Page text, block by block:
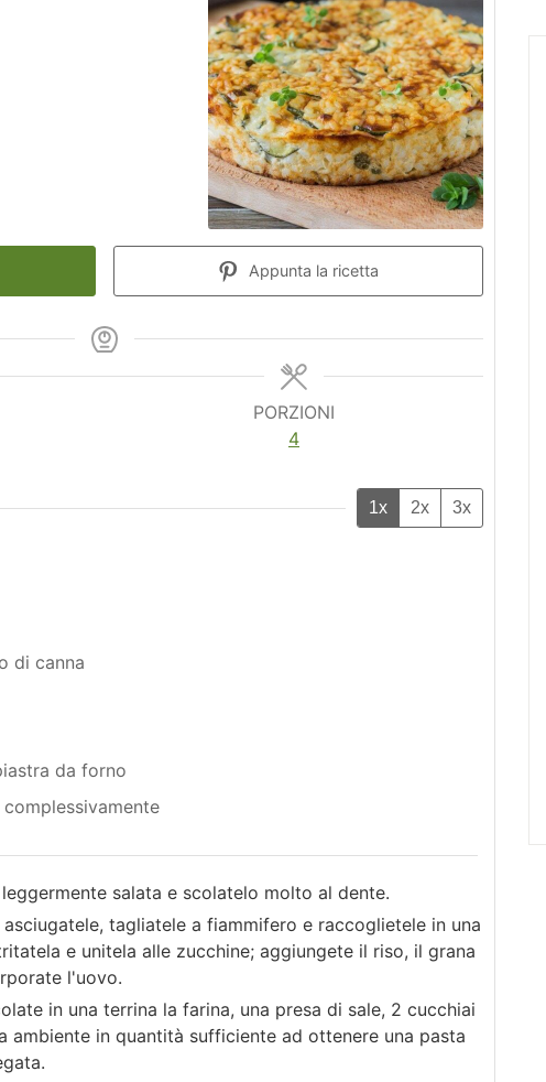
Appunta la ricetta
PORZIONI
4
1x 2x 3x
di canna
da forno
salata e scolatelo molto al dente.
tagliatele a fiammifero e raccoglietele in una
e unitela alle zucchine; aggiungete il riso, il grana
l'uovo.
in una terrina la farina, una presa di sale, 2 cucchiai
ambiente in quantità sufficiente ad ottenere una pasta